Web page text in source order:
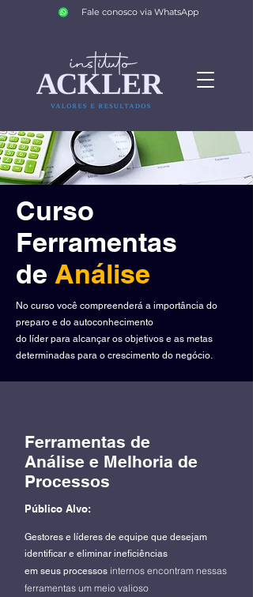
Fale conosco via WhatsApp
Curso
Ferramentas
de Análise
No curso você compreenderá a importância do
preparo e do autoconhecimento
do líder para alcançar os objetivos e as metas
determinadas para o crescimento do negócio.
Ferramentas de
Análise e Melhoria de
Processos
Público Alvo:
Gestores e líderes de equipe que desejam
identificar e eliminar ineficiências
em seus processos internos encontram nessas
ferramentas um meio valioso